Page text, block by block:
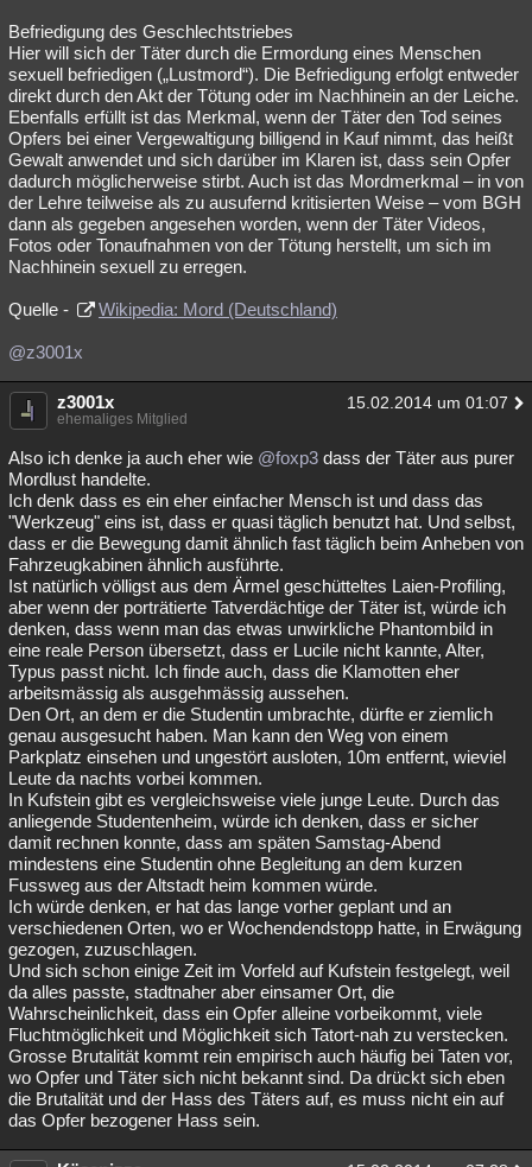
Befriedigung des Geschlechtstriebes
Hier will sich der Täter durch die Ermordung eines Menschen
sexuell befriedigen („Lustmord“). Die Befriedigung erfolgt entweder
direkt durch den Akt der Tötung oder im Nachhinein an der Leiche.
Ebenfalls erfüllt ist das Merkmal, wenn der Täter den Tod seines
Opfers bei einer Vergewaltigung billigend in Kauf nimmt, das heißt
Gewalt anwendet und sich darüber im Klaren ist, dass sein Opfer
dadurch möglicherweise stirbt. Auch ist das Mordmerkmal – in von
der Lehre teilweise als zu ausufernd kritisierten Weise – vom BGH
dann als gegeben angesehen worden, wenn der Täter Videos,
Fotos oder Tonaufnahmen von der Tötung herstellt, um sich im
Nachhinein sexuell zu erregen.
Quelle - Wikipedia: Mord (Deutschland)
@z3001x
z3001x 15.02.2014 um 01:07
ehemaliges Mitglied
Also ich denke ja auch eher wie @foxp3 dass der Täter aus purer
Mordlust handelte.
Ich denk dass es ein eher einfacher Mensch ist und dass das
"Werkzeug" eins ist, dass er quasi täglich benutzt hat. Und selbst,
dass er die Bewegung damit ähnlich fast täglich beim Anheben von
Fahrzeugkabinen ähnlich ausführte.
Ist natürlich völligst aus dem Ärmel geschütteltes Laien-Profiling,
aber wenn der porträtierte Tatverdächtige der Täter ist, würde ich
denken, dass wenn man das etwas unwirkliche Phantombild in
eine reale Person übersetzt, dass er Lucile nicht kannte, Alter,
Typus passt nicht. Ich finde auch, dass die Klamotten eher
arbeitsmässig als ausgehmässig aussehen.
Den Ort, an dem er die Studentin umbrachte, dürfte er ziemlich
genau ausgesucht haben. Man kann den Weg von einem
Parkplatz einsehen und ungestört ausloten, 10m entfernt, wieviel
Leute da nachts vorbei kommen.
In Kufstein gibt es vergleichsweise viele junge Leute. Durch das
anliegende Studentenheim, würde ich denken, dass er sicher
damit rechnen konnte, dass am späten Samstag-Abend
mindestens eine Studentin ohne Begleitung an dem kurzen
Fussweg aus der Altstadt heim kommen würde.
Ich würde denken, er hat das lange vorher geplant und an
verschiedenen Orten, wo er Wochendendstopp hatte, in Erwägung
gezogen, zuzuschlagen.
Und sich schon einige Zeit im Vorfeld auf Kufstein festgelegt, weil
da alles passte, stadtnaher aber einsamer Ort, die
Wahrscheinlichkeit, dass ein Opfer alleine vorbeikommt, viele
Fluchtmöglichkeit und Möglichkeit sich Tatort-nah zu verstecken.
Grosse Brutalität kommt rein empirisch auch häufig bei Taten vor,
wo Opfer und Täter sich nicht bekannt sind. Da drückt sich eben
die Brutalität und der Hass des Täters auf, es muss nicht ein auf
das Opfer bezogener Hass sein.